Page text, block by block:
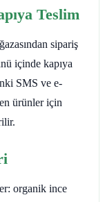
Teslim
sipariş
içinde kapıya
SMS ve e-
ürünler için
organik ince